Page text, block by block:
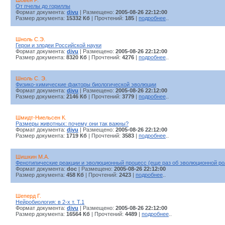
От пчелы до гориллы
Формат документа: djvu | Размещено: 2005-08-26 22:12:00
Размер документа: 15332 Кб | Прочтений: 185 подробнее
Шноль С.Э.
Герои и злодеи Российской науки
Формат документа: djvu | Размещено: 2005-08-26 22:12:00
Размер документа: 8320 Кб | Прочтений: 4276 подробнее
Шноль С. Э.
Физико-химические факторы биологической эволюции
Формат документа: djvu | Размещено: 2005-08-26 22:12:00
Размер документа: 2146 Кб | Прочтений: 3779 подробнее
Шмидт-Ниельсен К.
Размеры животных: почему они так важны?
Формат документа: djvu | Размещено: 2005-08-26 22:12:00
Размер документа: 1719 Кб | Прочтений: 3583 подробнее
Шишкин М.А.
Фенотипические реакции и эволюционный процесс (еще раз об эволюционной
Формат документа: doc | Размещено: 2005-08-26 22:12:00
Размер документа: 458 Кб | Прочтений: 2423 подробнее
Шеперд Г.
Нейробиология: в 2-х т. Т.1
Формат документа: djvu | Размещено: 2005-08-26 22:12:00
Размер документа: 16564 Кб | Прочтений: 4489 подробнее